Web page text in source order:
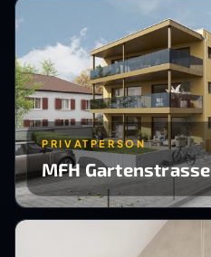
PRIVATPERSON
MFH Gartenstrasse